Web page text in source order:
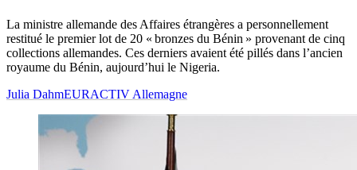
La ministre allemande des Affaires étrangères a personnellement
restitué le premier lot de 20 « bronzes du Bénin » provenant de cinq
collections allemandes. Ces derniers avaient été pillés dans l’ancien
royaume du Bénin, aujourd’hui le Nigeria.
Julia DahmEURACTIV Allemagne